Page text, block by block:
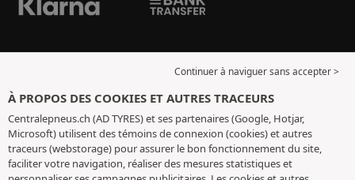
Continuer à naviguer sans accepter >
À PROPOS DES COOKIES ET AUTRES TRACEURS
Centralepneus.ch (AD TYRES) et ses partenaires (Google, Hotjar,
Microsoft) utilisent des témoins de connexion (cookies) et autres
traceurs (webstorage) pour assurer le bon fonctionnement du site,
faciliter votre navigation, réaliser des mesures statistiques et